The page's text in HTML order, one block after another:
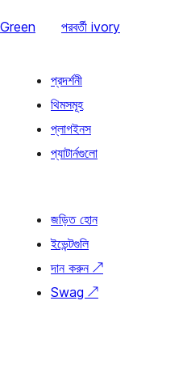
পরবর্তী ivory
প্রদর্শনী
থিমসমূহ
প্লাগইনস
প্যাটার্নগুলো
জড়িত হোন
ইভেন্টগুলি
দান করুন ↗
Swag ↗